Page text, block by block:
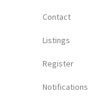
Contact
Listings
Register
Notifications